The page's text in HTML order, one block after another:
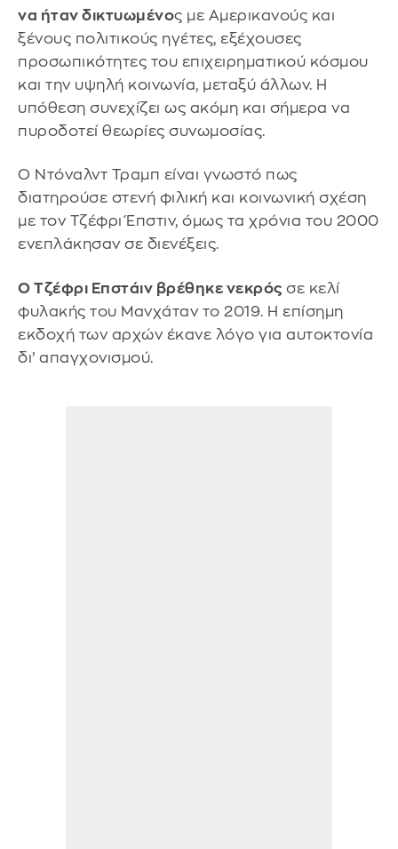
να ήταν δικτυωμένος με Αμερικανούς και
ξένους πολιτικούς ηγέτες, εξέχουσες
προσωπικότητες του επιχειρηματικού κόσμου
και την υψηλή κοινωνία, μεταξύ άλλων. Η
υπόθεση συνεχίζει ως ακόμη και σήμερα να
πυροδοτεί θεωρίες συνωμοσίας.
Ο Ντόναλντ Τραμπ είναι γνωστό πως
διατηρούσε στενή φιλική και κοινωνική σχέση
με τον Τζέφρι Έπστιν, όμως τα χρόνια του 2000
ενεπλάκησαν σε διενέξεις.
Ο Τζέφρι Επστάιν βρέθηκε νεκρός σε κελί
φυλακής του Μανχάταν το 2019. Η επίσημη
εκδοχή των αρχών έκανε λόγο για αυτοκτονία
δι’ απαγχονισμού.